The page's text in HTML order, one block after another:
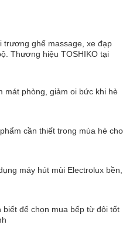
trương ghế massage, xe đạp
Thương hiệu TOSHIKO tại
mát phòng, giảm oi bức khi hè
cần thiết trong mùa hè cho
máy hút mùi Electrolux bền,
biết để chọn mua bếp từ đôi tốt